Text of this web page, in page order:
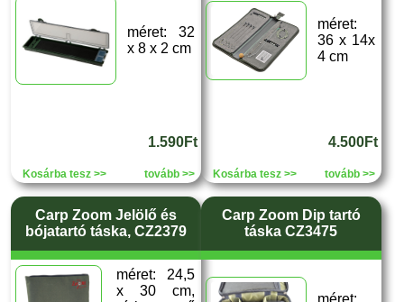
méret: 32
x 8 x 2 cm
1.590Ft
Kosárba tesz >> tovább >>
méret:
36 x 14x
4 cm
4.500Ft
Kosárba tesz >> tovább >>
Carp Zoom Jelölő és
bójatartó táska, CZ2379
méret: 24,5
x 30 cm,
Carp Zoom Dip tartó
táska CZ3475
méret: